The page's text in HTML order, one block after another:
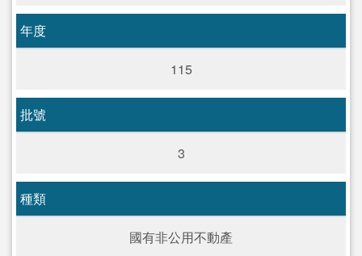
年度
115
批號
3
種類
國有非公用不動產